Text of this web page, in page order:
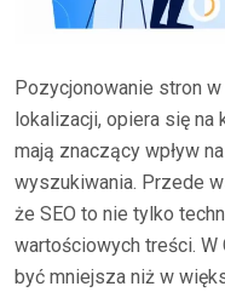
Pozycjonowanie stron w
lokalizacji, opiera się na
mają znaczący wpływ
wyszukiwania. Przede
że SEO to nie tylko
wartościowych treści. W
być mniejsza niż w